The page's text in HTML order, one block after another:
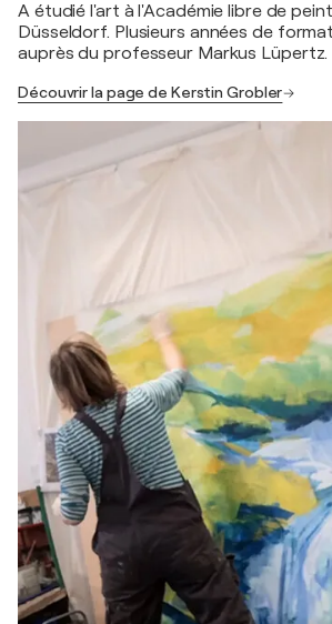
A étudié l'art à l'Académie libre de
Düsseldorf. Plusieurs années de
auprès du professeur Markus Lüpertz.
Découvrir la page de Kerstin Grobler